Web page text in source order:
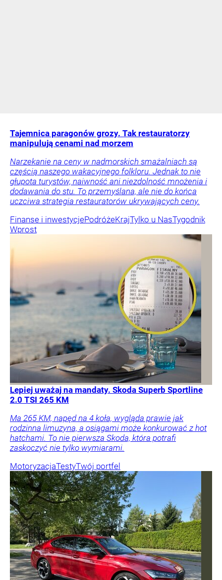
Tajemnica paragonów grozy. Tak restauratorzy
manipulują cenami nad morzem
Narzekanie na ceny w nadmorskich smażalniach są
częścią naszego wakacyjnego folkloru. Jednak to nie
głupota turystów, naiwność ani niezdolność mnożenia i
dodawania do stu. To przemyślana, ale nie do końca
uczciwa strategia restauratorów ukrywających ceny.
Finanse i inwestycjePodróżeKrajTylko u NasTygodnik
Wprost
Lepiej uważaj na mandaty. Skoda Superb Sportline
2.0 TSI 265 KM
Ma 265 KM, napęd na 4 koła, wygląda prawie jak
rodzinna limuzyna, a osiągami może konkurować z hot
hatchami. To nie pierwsza Skoda, która potrafi
zaskoczyć nie tylko wymiarami.
MotoryzacjaTestyTwój portfel